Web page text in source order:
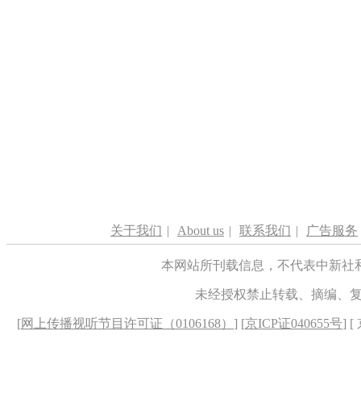
关于我们 | About us | 联系我们 | 广告服务
本网站所刊载信息，不代表中新
未经授权禁止转载、摘编、
[网上传播视听节目许可证（0106168） ] [京ICP证040655号] [